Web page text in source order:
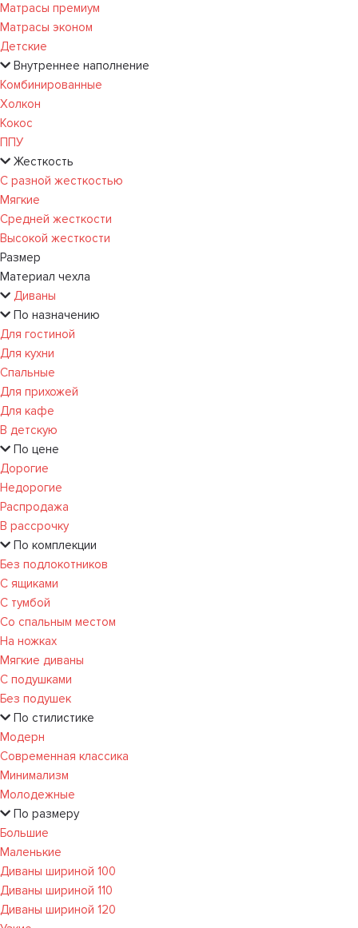
Матрасы премиум
Матрасы эконом
Детские
Внутреннее наполнение
Комбинированные
Холкон
Кокос
ППУ
Жесткость
С разной жесткостью
Мягкие
Средней жесткости
Высокой жесткости
Размер
Материал чехла
Диваны
По назначению
Для гостиной
Для кухни
Спальные
Для прихожей
Для кафе
В детскую
По цене
Дорогие
Недорогие
Распродажа
В рассрочку
По комплекции
Без подлокотников
С ящиками
С тумбой
Со спальным местом
На ножках
Мягкие диваны
С подушками
Без подушек
По стилистике
Модерн
Современная классика
Минимализм
Молодежные
По размеру
Большие
Маленькие
Диваны шириной 100
Диваны шириной 110
Диваны шириной 120